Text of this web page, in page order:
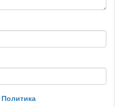
Политика